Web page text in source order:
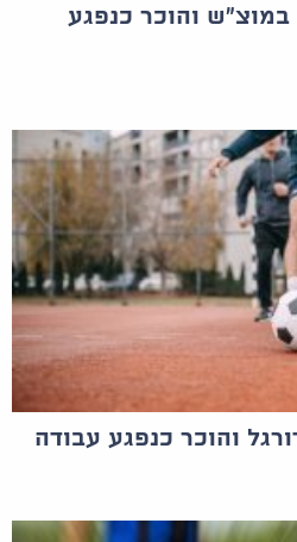
והוכר כנפגע
והוכר כנפגע עבודה